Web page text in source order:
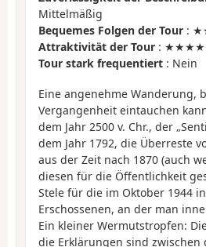
Mittelmäßig
Bequemes Folgen der Tour :
Attraktivität der Tour :
Tour stark frequentiert : Nein
Eine angenehme Wanderung,
Vergangenheit eintauchen
dem Jahr 2500 v. Chr., der
dem Jahr 1792, die Überreste
aus der Zeit nach 1870 (auch
diesen für die Öffentlichkeit
Stele für die im Oktober 1944
Erschossenen, an der man
Ein kleiner Wermutstropfen:
die Erklärungen sind zwischen